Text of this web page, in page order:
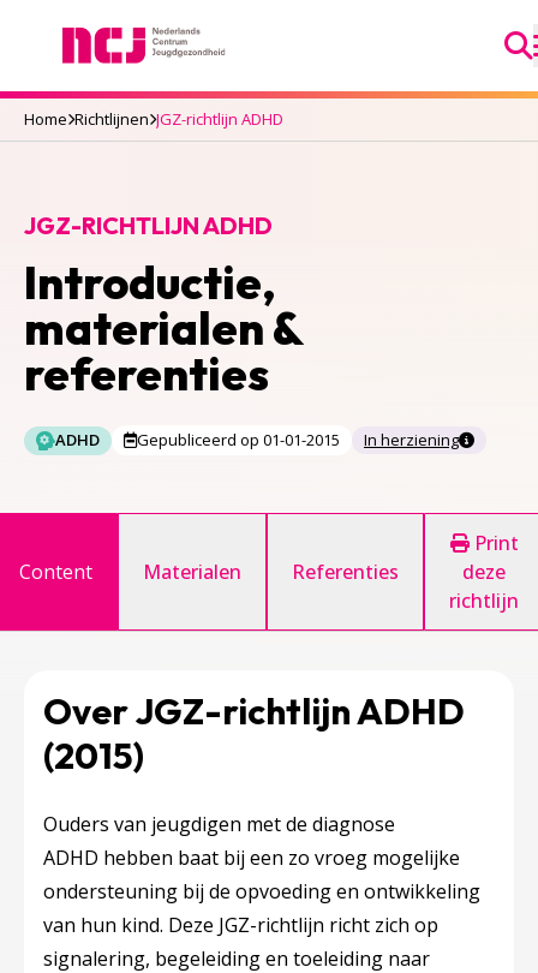
Home Richtlijnen JGZ-richtlijn ADHD
Introductie,
materialen &
referenties
JGZ-RICHTLIJN ADHD
ADHD Gepubliceerd op 01-01-2015 In herziening
Content Materialen Referenties
Print
deze
richtlijn
Over JGZ-richtlijn ADHD
(2015)
Ouders van jeugdigen met de diagnose
ADHD hebben baat bij een zo vroeg mogelijke
ondersteuning bij de opvoeding en ontwikkeling
van hun kind. Deze JGZ-richtlijn richt zich op
signalering, begeleiding en toeleiding naar